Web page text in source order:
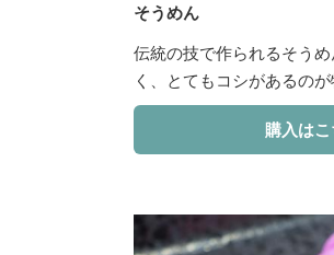
そうめん
伝統の技で作られるそう
く、とてもコシがあるのが
購入は